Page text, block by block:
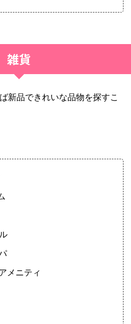
雑貨
新品できれいな品物を探すこ
メニティ